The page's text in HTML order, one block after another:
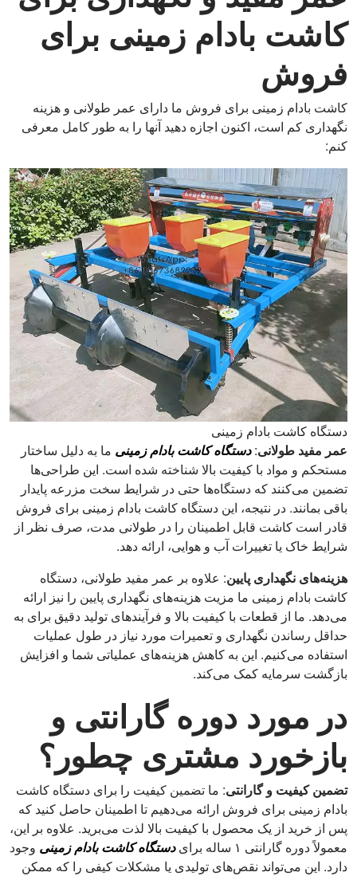
کاشت بادام زمینی برای
فروش
کاشت بادام زمینی برای فروش ما دارای عمر طولانی و هزینه
نگهداری کم است، اکنون اجازه دهید آنها را به طور کامل معرفی
کنم:
دستگاه کاشت بادام زمینی
عمر مفید طولانی:دستگاه کاشت بادام زمینی ما به دلیل ساختار
مستحکم و مواد با کیفیت بالا شناخته شده است. این طراحی‌ها
تضمین می‌کنند که دستگاه‌ها حتی در شرایط سخت مزرعه پایدار
باقی بمانند. در نتیجه، این دستگاه کاشت بادام زمینی برای فروش
قادر است کاشت قابل اطمینان را در طولانی مدت، صرف نظر از
شرایط خاک یا تغییرات آب و هوایی، ارائه دهد.
هزینه‌های نگهداری پایین: علاوه بر عمر مفید طولانی، دستگاه
کاشت بادام زمینی ما مزیت هزینه‌های نگهداری پایین را نیز ارائه
می‌دهد. ما از قطعات با کیفیت بالا و فرآیندهای تولید دقیق برای به
حداقل رساندن نگهداری و تعمیرات مورد نیاز در طول عملیات
استفاده می‌کنیم. این به کاهش هزینه‌های عملیاتی شما و افزایش
بازگشت سرمایه کمک می‌کند.
در مورد دوره گارانتی و
بازخورد مشتری چطور؟
تضمین کیفیت و گارانتی: ما تضمین کیفیت را برای دستگاه کاشت
بادام زمینی برای فروش ارائه می‌دهیم تا اطمینان حاصل کنید که
پس از خرید از یک محصول با کیفیت بالا لذت می‌برید. علاوه بر این،
معمولاً دوره گارانتی ۱ ساله برای
دستگاه کاشت بادام زمینی وجود
دارد. این می‌تواند نقص‌های تولیدی یا مشکلات کیفی را که ممکن